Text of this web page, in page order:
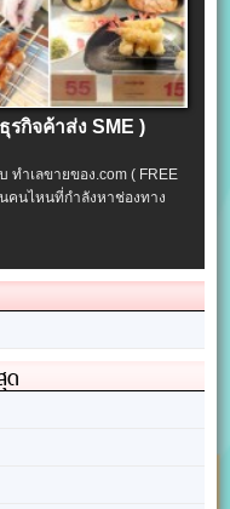
รกิจค้าส่ง SME )
ทำเลขายของ.com ( FREE
คนไหนที่กำลังหาช่องทาง
ด